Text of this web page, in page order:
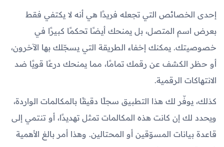
إحدى الخصائص التي تجعله فريدًا هي أنه لا يكتفي فقط
بعرض اسم المتصل، بل يمنحك أيضًا تحكمًا كبيرًا في
خصوصيتك. يمكنك إخفاء الطريقة التي يسجّلك بها الآخرون،
أو حظر الكشف عن رقمك تمامًا، مما يمنحك درعًا قويًا ضد
الانتهاكات الرقمية.
كذلك، يوفّر لك هذا التطبيق سجلًا دقيقًا بالمكالمات الواردة،
ويحدد لك إن كانت هذه المكالمات تمثل تهديدًا، أو تنتمي إلى
قاعدة بيانات المسوّقين أو المحتالين. وهذا أمر بالغ الأهمية